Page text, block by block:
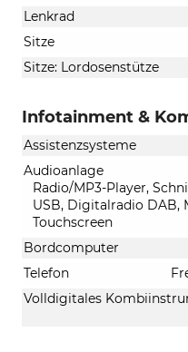
Lenkrad
Sitze
Sitze: Lordosenstütze
Infotainment &
Assistenzsysteme
Audioanlage
Radio/MP3-Player,
USB, Digitalradio
Touchscreen
Bordcomputer
Telefon
Volldigitales